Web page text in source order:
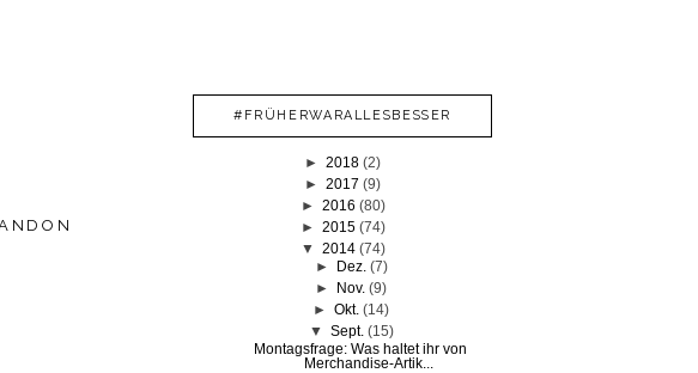
#FRÜHERWARALLESBESSER
► 2018 (2)
► 2017 (9)
► 2016 (80)
► 2015 (74)
▼ 2014 (74)
►
Dez. (7)
►
Nov. (9)
►Okt. (14)
▼ Sept. (15)
Montagsfrage: Was haltet ihr von
Merchandise-Artik...